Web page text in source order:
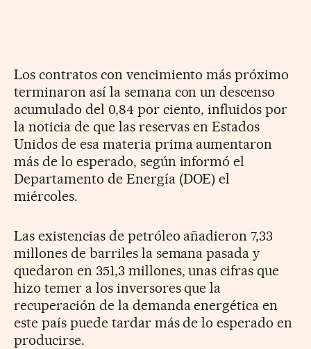
Los contratos con vencimiento más próximo
terminaron así la semana con un descenso
acumulado del 0,84 por ciento, influidos por
la noticia de que las reservas en Estados
Unidos de esa materia prima aumentaron
más de lo esperado, según informó el
Departamento de Energía (DOE) el
miércoles.
Las existencias de petróleo añadieron 7,33
millones de barriles la semana pasada y
quedaron en 351,3 millones, unas cifras que
hizo temer a los inversores que la
recuperación de la demanda energética en
este país puede tardar más de lo esperado en
producirse.